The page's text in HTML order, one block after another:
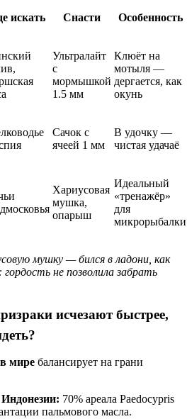
искать Снасти Особенность
Ультралайт
с
мормышкой
1.5 мм
Клюёт на
мотыля —
дергается, как
окунь
Сачок с
ячеей 1 мм
В удочку —
чистая удачаё
Хариусовая
мушка,
опарыш
Идеальный
«тренажёр»
для
микрорыбалки
мушку — бился в ладони, как
не позволила забрать
исчезают быстрее,
мире балансирует на грани
70% ареала Paedocypris
пальмового масла.